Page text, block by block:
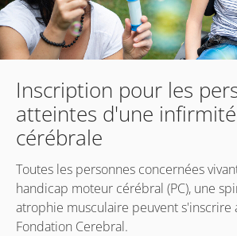
Inscription pour les
atteintes d'une
cérébrale
Toutes les personnes concernées
handicap moteur cérébral (PC), une
atrophie musculaire peuvent s'inscrire
Fondation Cerebral.